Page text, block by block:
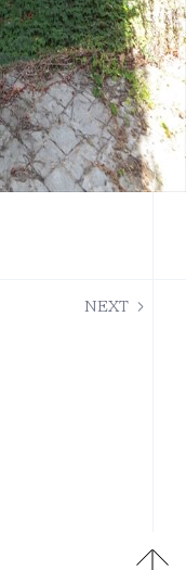
NEXT